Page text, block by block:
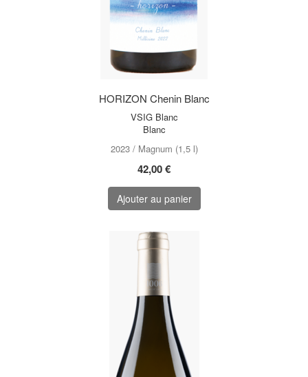
HORIZON Chenin Blanc
VSIG Blanc
Blanc
2023 / Magnum (1,5 l)
42,00 €
Ajouter au panier